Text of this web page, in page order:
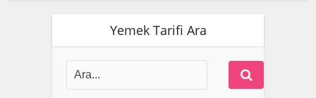
Yemek Tarifi Ara